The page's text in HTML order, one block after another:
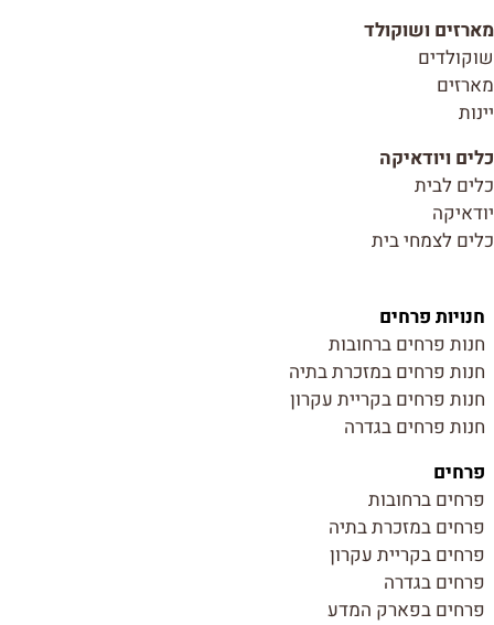
מארזים ושוקולד
שוקולדים
מארזים
יינות
כלים ויודאיקה
כלים לבית
יודאיקה
כלים לצמחי בית
חנויות פרחים
חנות פרחים ברחובות
חנות פרחים במזכרת בתיה
חנות פרחים בקריית עקרון
חנות פרחים בגדרה
פרחים
פרחים ברחובות
פרחים במזכרת בתיה
פרחים בקריית עקרון
פרחים בגדרה
פרחים בפארק המדע